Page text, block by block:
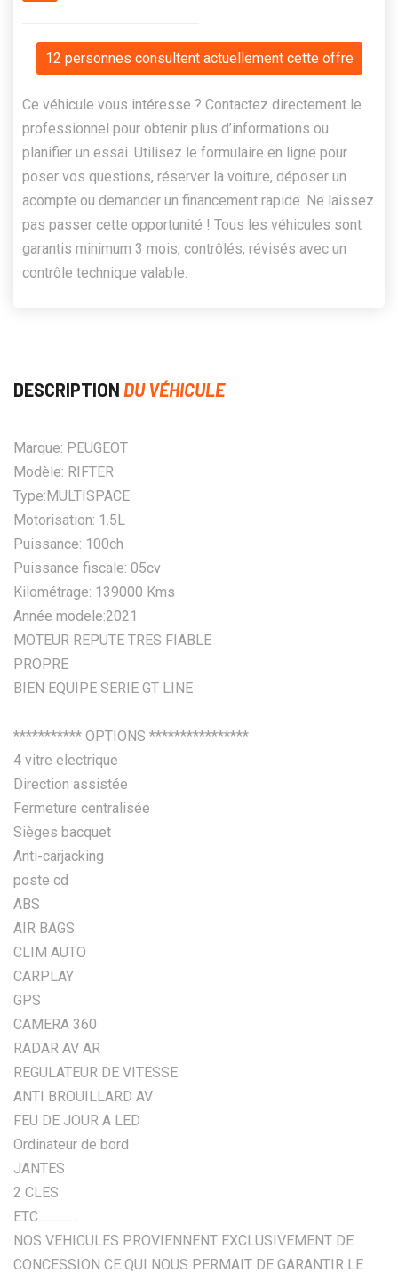
12 personnes consultent actuellement cette offre
Ce véhicule vous intéresse ? Contactez directement le
professionnel pour obtenir plus d’informations ou
planifier un essai. Utilisez le formulaire en ligne pour
poser vos questions, réserver la voiture, déposer un
acompte ou demander un financement rapide. Ne laissez
pas passer cette opportunité ! Tous les véhicules sont
garantis minimum 3 mois, contrôlés, révisés avec un
contrôle technique valable.
DESCRIPTION DU VÉHICULE
Marque: PEUGEOT
Modèle: RIFTER
Type:MULTISPACE
Motorisation: 1.5L
Puissance: 100ch
Puissance fiscale: 05cv
Kilométrage: 139000 Kms
Année modele:2021
MOTEUR REPUTE TRES FIABLE
PROPRE
BIEN EQUIPE SERIE GT LINE
*********** OPTIONS ****************
4 vitre electrique
Direction assistée
Fermeture centralisée
Sièges bacquet
Anti-carjacking
poste cd
ABS
AIR BAGS
CLIM AUTO
CARPLAY
GPS
CAMERA 360
RADAR AV AR
REGULATEUR DE VITESSE
ANTI BROUILLARD AV
FEU DE JOUR A LED
Ordinateur de bord
JANTES
2 CLES
ETC...............
NOS VEHICULES PROVIENNENT EXCLUSIVEMENT DE
CONCESSION CE QUI NOUS PERMAIT DE GARANTIR LE